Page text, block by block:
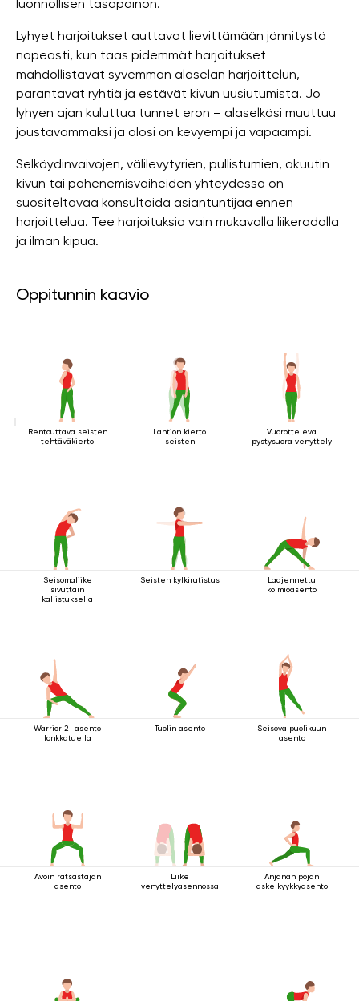
luonnollisen tasapainon.
Lyhyet harjoitukset auttavat lievittämään jännitystä
nopeasti, kun taas pidemmät harjoitukset
mahdollistavat syvemmän alaselän harjoittelun,
parantavat ryhtiä ja estävät kivun uusiutumista. Jo
lyhyen ajan kuluttua tunnet eron – alaselkäsi muuttuu
joustavammaksi ja olosi on kevyempi ja vapaampi.
Selkäydinvaivojen, välilevytyrien, pullistumien, akuutin
kivun tai pahenemisvaiheiden yhteydessä on
suositeltavaa konsultoida asiantuntijaa ennen
harjoittelua. Tee harjoituksia vain mukavalla liikeradalla
ja ilman kipua.
Oppitunnin kaavio
Rentouttava seisten
tehtäväkierto
Lantion kierto
seisten
Vuorotteleva
pystysuora venyttely
Seisomaliike
sivuttain
kallistuksella
Seisten kylkirutistus
Laajennettu
kolmioasento
Warrior 2 -asento
lonkkatuella
Tuolin asento
Seisova puolikuun
asento
Avoin ratsastajan
asento
Liike
venyttelyasennossa
Anjanan pojan
askelkyykkyasento